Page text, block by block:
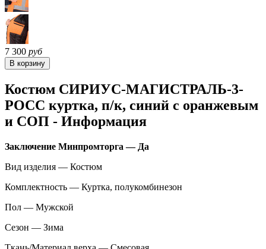
7 300 руб
Костюм СИРИУС-МАГИСТРАЛЬ-3-
РОСС куртка, п/к, синий с оранжевым
и СОП - Информация
Заключение Минпромторга — Да
Вид изделия — Костюм
Комплектность — Куртка, полукомбинезон
Пол — Мужской
Сезон — Зима